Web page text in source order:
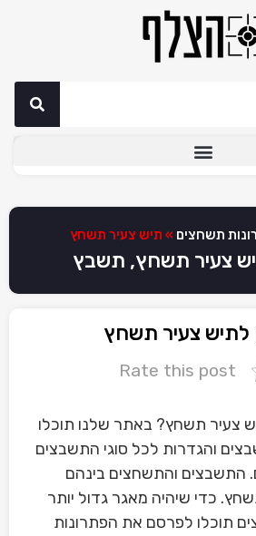
תשחצים » תיש צעיר תשחץ
צעיר תשחץ, תשבץ
לתיש צעיר תשחץ
Rate this post
צעיר תשחץ? באתר שלנו תוכלו
והגדרות לכל סוגי התשבצים
התשבצים והתשחצים בינהם
כדי שיהיה מאגר גדול יותר
תוכלו לפרסם את הפתרונות